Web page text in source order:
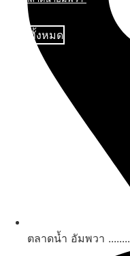
ตลาดน้ำ อัมพวา
ดูทั้งหมด